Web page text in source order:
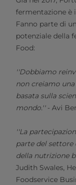
fermentazione è
Fanno parte di
potenziale della
Food:
''Dobbiamo
non creiamo
basata sulla
mondo.'' - Avi
''La
parte del
della nutrizione
Judith Swales,
Foodservice